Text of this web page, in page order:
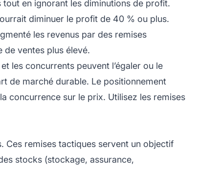
en ignorant les diminutions de profit.
diminuer le profit de 40 % ou plus.
les revenus par des remises
de ventes plus élevé.
les concurrents peuvent l’égaler ou le
de marché durable. Le positionnement
concurrence sur le prix. Utilisez les remises
Ces remises tactiques servent un objectif
stocks (stockage, assurance,